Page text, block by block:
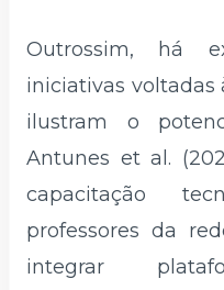
Outrossim, há
iniciativas voltadas
ilustram o
Antunes et al.
capacitação
professores da
integrar